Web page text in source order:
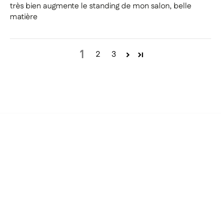
très bien augmente le standing de mon salon, belle
matière
1 2 3